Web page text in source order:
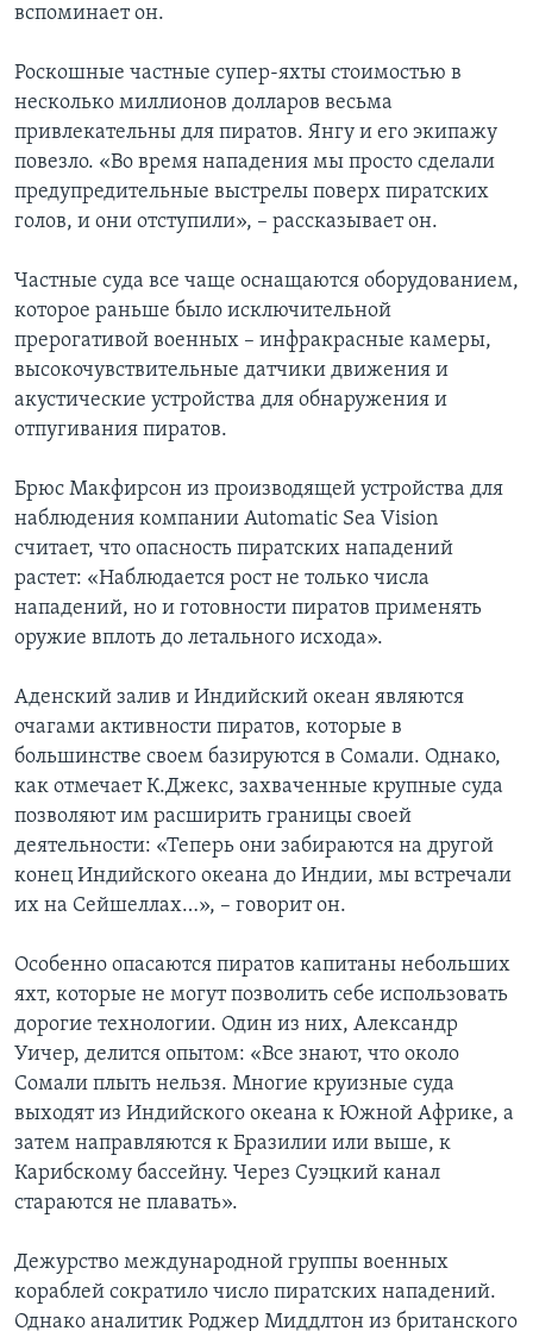
вспоминает он.
Роскошные частные супер-яхты стоимостью в
несколько миллионов долларов весьма
привлекательны для пиратов. Янгу и его экипажу
повезло. «Во время нападения мы просто сделали
предупредительные выстрелы поверх пиратских
голов, и они отступили», – рассказывает он.
Частные суда все чаще оснащаются оборудованием,
которое раньше было исключительной
прерогативой военных – инфракрасные камеры,
высокочувствительные датчики движения и
акустические устройства для обнаружения и
отпугивания пиратов.
Брюс Макфирсон из производящей устройства для
наблюдения компании Automatic Sea Vision
считает, что опасность пиратских нападений
растет: «Наблюдается рост не только числа
нападений, но и готовности пиратов применять
оружие вплоть до летального исхода».
Аденский залив и Индийский океан являются
очагами активности пиратов, которые в
большинстве своем базируются в Сомали. Однако,
как отмечает К.Джекс, захваченные крупные суда
позволяют им расширить границы своей
деятельности: «Теперь они забираются на другой
конец Индийского океана до Индии, мы встречали
их на Сейшеллах…», – говорит он.
Особенно опасаются пиратов капитаны небольших
яхт, которые не могут позволить себе использовать
дорогие технологии. Один из них, Александр
Уичер, делится опытом: «Все знают, что около
Сомали плыть нельзя. Многие круизные суда
выходят из Индийского океана к Южной Африке, а
затем направляются к Бразилии или выше, к
Карибскому бассейну. Через Суэцкий канал
стараются не плавать».
Дежурство международной группы военных
кораблей сократило число пиратских нападений.
Однако аналитик Роджер Миддлтон из британского